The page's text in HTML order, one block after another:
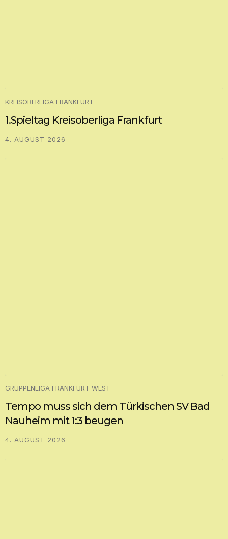
KREISOBERLIGA FRANKFURT
1.Spieltag Kreisoberliga Frankfurt
4. AUGUST 2026
GRUPPENLIGA FRANKFURT WEST
Tempo muss sich dem Türkischen SV Bad
Nauheim mit 1:3 beugen
4. AUGUST 2026